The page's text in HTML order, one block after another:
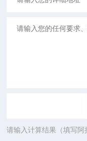
请输入计算结果（填写